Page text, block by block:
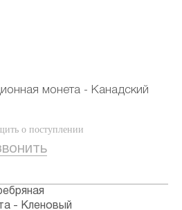
монета - Канадский
о поступлении